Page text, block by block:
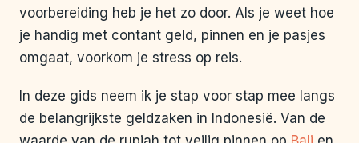
voorbereiding heb je het zo door. Als je weet hoe
je handig met contant geld, pinnen en je pasjes
omgaat, voorkom je stress op reis.
In deze gids neem ik je stap voor stap mee langs
de belangrijkste geldzaken in Indonesië. Van de